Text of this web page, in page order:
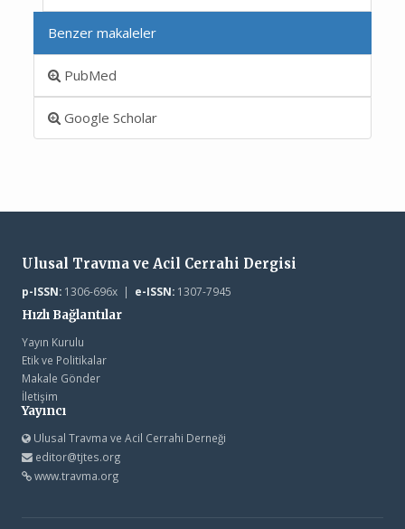
Benzer makaleler
PubMed
Google Scholar
Ulusal Travma ve Acil Cerrahi Dergisi
p-ISSN:1306-696x | e-ISSN:1307-7945
Hızlı Bağlantılar
Yayın Kurulu
Etik ve Politikalar
Makale Gönder
İletişim
Yayıncı
Ulusal Travma ve Acil Cerrahi Derneği
editor@tjtes.org
www.travma.org